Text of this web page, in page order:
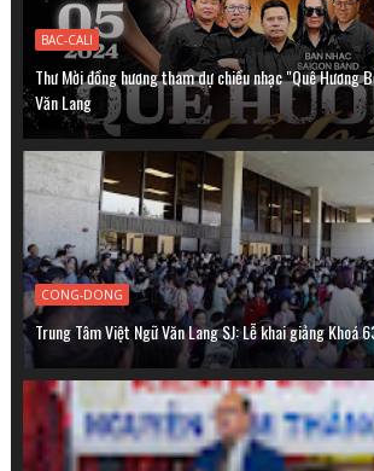
BAC-CALI
Thư Mời đồng hương tham dự chiều nhạc "Quê Hương
Văn Lang
CONG-DONG
Trung Tâm Việt Ngữ Văn Lang SJ: Lễ khai giảng Khoá